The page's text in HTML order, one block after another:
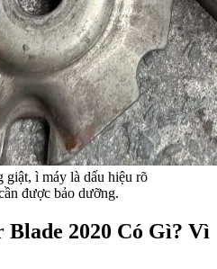
giật, ì máy là dấu hiệu rõ
được bảo dưỡng.
2020 Có Gì? Vì